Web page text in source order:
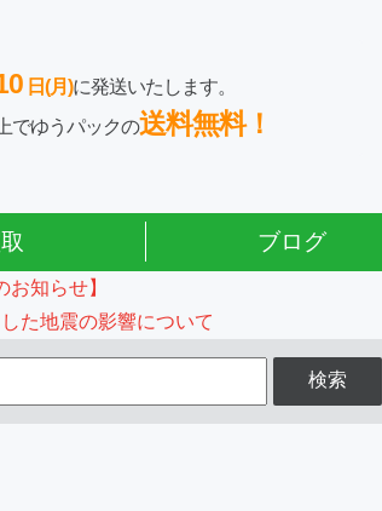
日(月)に発送いたします。
でゆうパックの送料無料！
ブログ
お知らせ】
た地震の影響について
検索